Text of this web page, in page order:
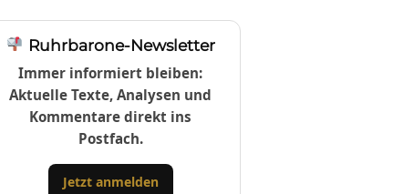
Ruhrbarone-Newsletter
Immer informiert bleiben:
Aktuelle Texte, Analysen und
Kommentare direkt ins
Postfach.
Jetzt anmelden